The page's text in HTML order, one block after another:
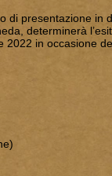
di presentazione in
determinerà
2022 in occasione